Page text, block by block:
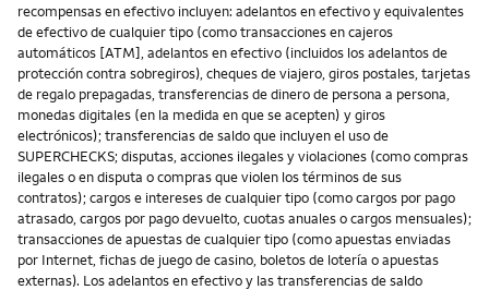
recompensas en efectivo incluyen: adelantos en efectivo y equivalentes
de efectivo de cualquier tipo (como transacciones en cajeros
automáticos [ATM], adelantos en efectivo (incluidos los adelantos de
protección contra sobregiros), cheques de viajero, giros postales, tarjetas
de regalo prepagadas, transferencias de dinero de persona a persona,
monedas digitales (en la medida en que se acepten) y giros
electrónicos); transferencias de saldo que incluyen el uso de
SUPERCHECKS; disputas, acciones ilegales y violaciones (como compras
ilegales o en disputa o compras que violen los términos de sus
contratos); cargos e intereses de cualquier tipo (como cargos por pago
atrasado, cargos por pago devuelto, cuotas anuales o cargos mensuales);
transacciones de apuestas de cualquier tipo (como apuestas enviadas
por Internet, fichas de juego de casino, boletos de lotería o apuestas
externas). Los adelantos en efectivo y las transferencias de saldo